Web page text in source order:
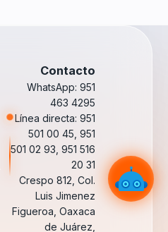
Contacto
WhatsApp: 951
463 4295
Línea directa: 951
501 00 45, 951
501 02 93, 951 516
20 31
Crespo 812, Col.
Luis Jimenez
Figueroa, Oaxaca
de Juárez,